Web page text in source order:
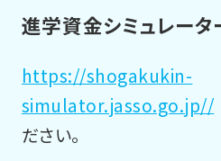
進学資金シミュレータ
https://shogakukin-
simulator.jasso.go.jp//
ださい。